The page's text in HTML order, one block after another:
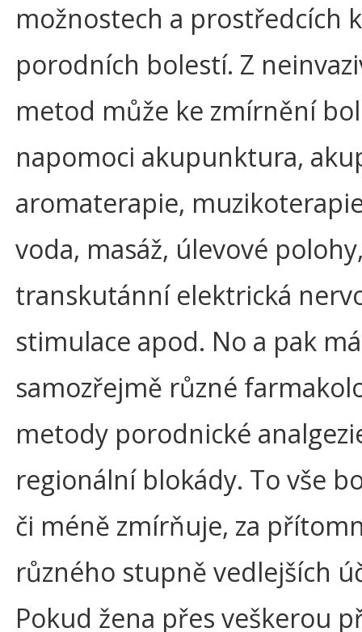
možnostech a prostředcích
porodních bolestí. Z
metod může ke zmírnění
napomoci akupunktura,
aromaterapie,
voda, masáž, úlevové
transkutánní elektrická
stimulace apod. No a pak
samozřejmě různé
metody porodnické
regionální blokády. To vše
či méně zmírňuje, za
různého stupně vedlejších
Pokud žena přes veškerou